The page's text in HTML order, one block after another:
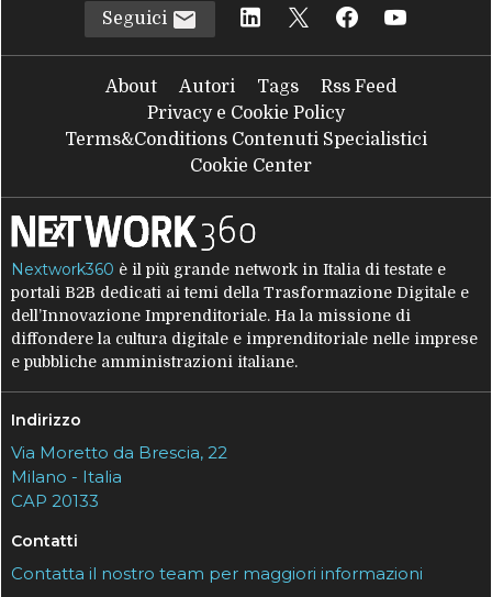
Seguici
About Autori Tags
Rss Feed
Privacy e Cookie Policy
Terms&Conditions Contenuti Specialistici
Cookie Center
Nextwork360 è il più grande network in Italia di testate e
portali B2B dedicati ai temi della Trasformazione Digitale e
dell’Innovazione Imprenditoriale. Ha la missione di
diffondere la cultura digitale e imprenditoriale nelle imprese
e pubbliche amministrazioni italiane.
Indirizzo
Via Moretto da Brescia, 22
Milano - Italia
CAP 20133
Contatti
Contatta il nostro team per maggiori informazioni